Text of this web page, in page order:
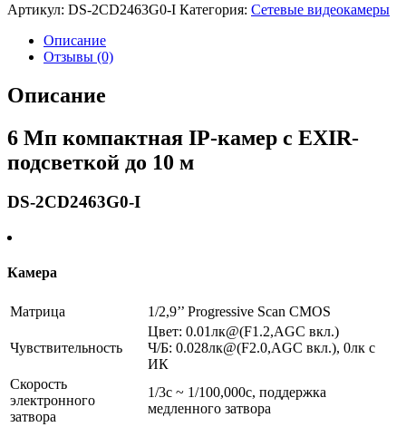
Артикул: DS-2CD2463G0-I Категория: Сетевые видеокамеры
Описание
Отзывы (0)
Описание
6 Мп компактная IP-камер с EXIR-
подсветкой до 10 м
DS-2CD2463G0-I
Камера
Матрица 1/2,9’’ Progressive Scan CMOS
Чувствительность
Цвет: 0.01лк@(F1.2,AGC вкл.)
Ч/Б: 0.028лк@(F2.0,AGC вкл.), 0лк с
ИК
Скорость
электронного
затвора
1/3с ~ 1/100,000с, поддержка
медленного затвора